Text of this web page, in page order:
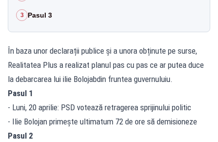
3 Pasul 3
În baza unor declarații publice și a unora obținute pe surse,
Realitatea Plus a realizat planul pas cu pas ce ar putea duce
la debarcarea lui ilie Bolojabdin fruntea guvernuluiu.
Pasul 1
- Luni, 20 aprilie: PSD votează retragerea sprijinului politic
- Ilie Bolojan primește ultimatum 72 de ore să demisioneze
Pasul 2